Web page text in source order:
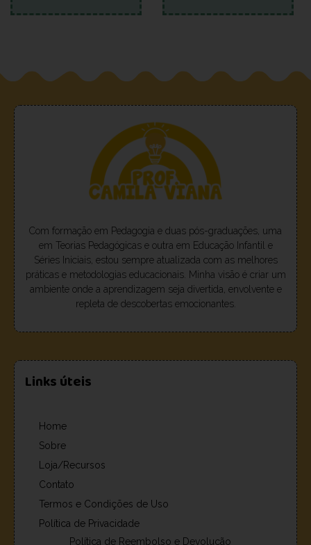
Com formação em Pedagogia e duas pós-graduações, uma
em Teorias Pedagógicas e outra em Educação Infantil e
Séries Iniciais, estou sempre atualizada com as melhores
práticas e metodologias educacionais. Minha visão é criar um
ambiente onde a aprendizagem seja divertida, envolvente e
repleta de descobertas emocionantes.
Links úteis
Home
Sobre
Loja/Recursos
Contato
Termos e Condições de Uso
Política de Privacidade
Política de Reembolso e Devolução